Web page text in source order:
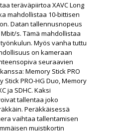
teräväpiirtoa XAVC Long
mahdollistaa 10-bittisen
Datan tallennusnopeus
s. Tämä mahdollistaa
Myös vanha tuttu
on kameraan
seuraavien
Memory Stick PRO
Stick PRO-HG Duo, Memory
ja SDHC. Kaksi
tallentaa joko
Peräkkäisessä
vaihtaa tallentamisen
muistikortin